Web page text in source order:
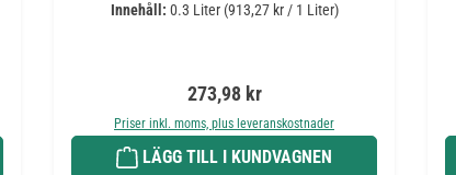
Innehåll: 0.3 Liter (913,27 kr / 1 Liter)
Ordinarie pris:
273,98 kr
Priser inkl. moms, plus leveranskostnader
LÄGG TILL I KUNDVAGNEN